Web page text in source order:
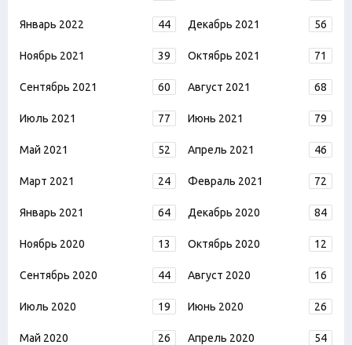
Январь 2022 44 Декабрь 2021 56
Ноябрь 2021 39 Октябрь 2021 71
Сентябрь 2021 60 Август 2021 68
Июль 2021 77 Июнь 2021 79
Май 2021 52 Апрель 2021 46
Март 2021 24 Февраль 2021 72
Январь 2021 64 Декабрь 2020 84
Ноябрь 2020 13 Октябрь 2020 12
Сентябрь 2020 44 Август 2020 16
Июль 2020 19 Июнь 2020 26
Май 2020 26 Апрель 2020 54